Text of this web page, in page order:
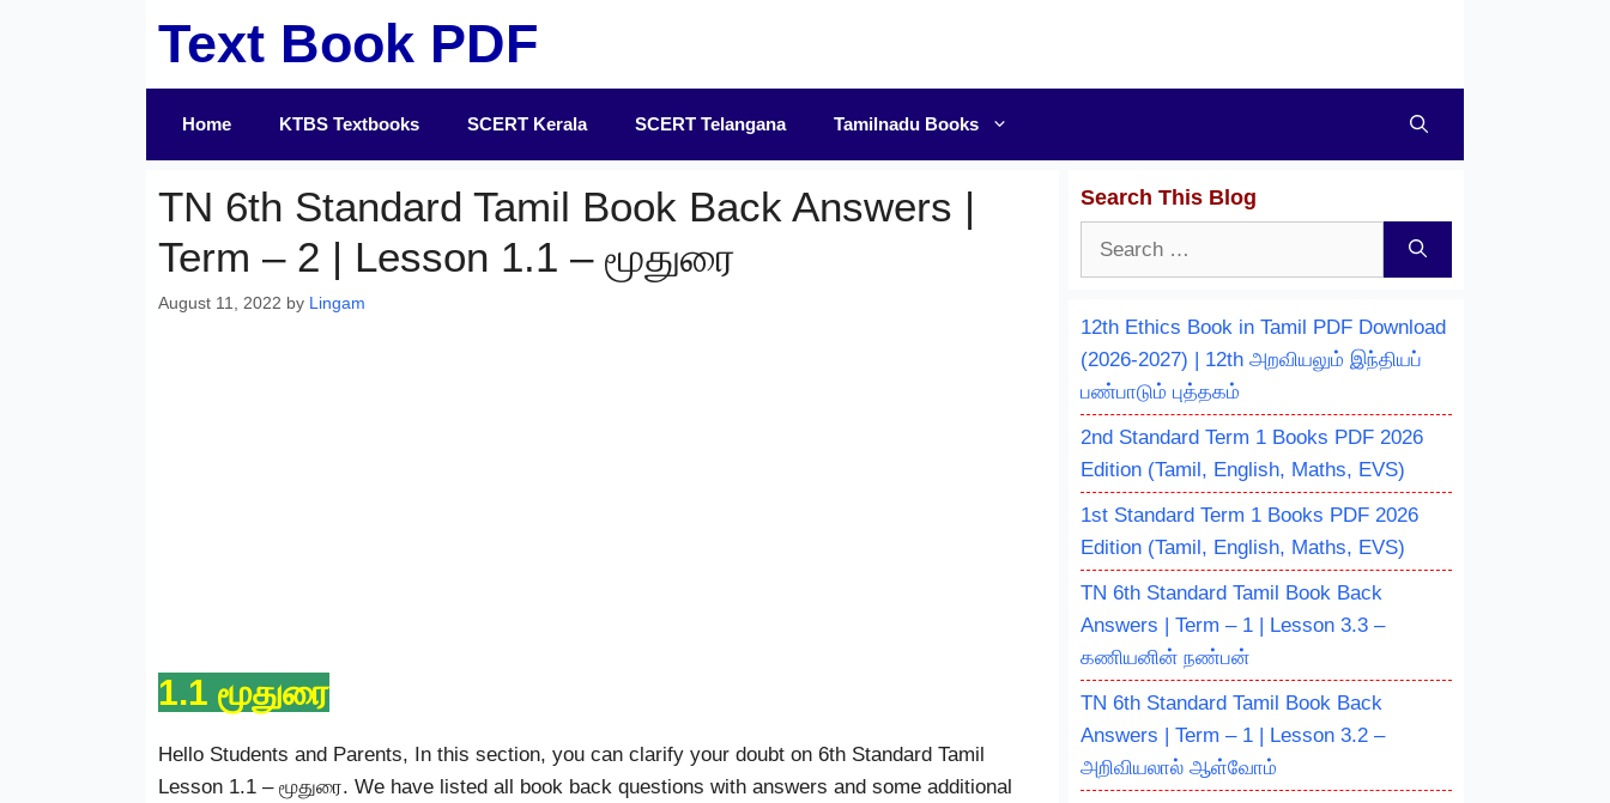
Text Book PDF
Home KTBS Textbooks SCERT Kerala SCERT Telangana Tamilnadu Books
TN 6th Standard Tamil Book Back Answers |
Term – 2 | Lesson 1.1 – மூதுரை
August 11, 2022 by Lingam
1.1 மூதுரை
Hello Students and Parents, In this section, you can clarify your doubt on 6th Standard Tamil
Lesson 1.1 – மூதுரை. We have listed all book back questions with answers and some additional
Search This Blog
Search
12th Ethics Book in Tamil PDF Download
(2026-2027) | 12th அறவியலும் இந்தியப்
பண்பாடும் புத்தகம்
2nd Standard Term 1 Books PDF 2026
Edition (Tamil, English, Maths, EVS)
1st Standard Term 1 Books PDF 2026
Edition (Tamil, English, Maths, EVS)
TN 6th Standard Tamil Book Back
Answers | Term – 1 | Lesson 3.3 –
கணியனின் நண்பன்
TN 6th Standard Tamil Book Back
Answers | Term – 1 | Lesson 3.2 –
அறிவியலால் ஆள்வோம்